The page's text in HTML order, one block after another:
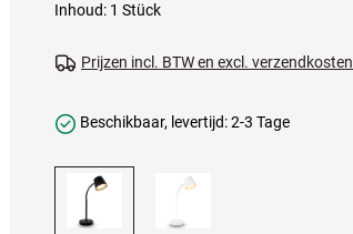
Inhoud: 1 Stück
Prijzen incl. BTW en excl. verzendkosten
Beschikbaar, levertijd: 2-3 Tage